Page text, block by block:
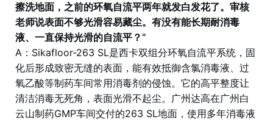
擦洗地面，之前的环氧自流平两年就发白发花了。审核
老师说表面不够光滑容易藏尘。有没有能长期耐消毒
液、一直保持光滑的自流平？”
A：Sikafloor-263 SL是西卡双组分环氧自流平系统，固
化后形成致密无缝的表面，能有效抵御含氯消毒液、过
氧乙酸等制药车间常用消毒剂的侵蚀。它的高平整度让
清洁消毒无死角，表面光滑不起尘。广州达高在广州白
云山制药GMP车间交付的263 SL地面，使用多年消毒液